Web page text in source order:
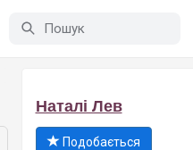
Наталі Лев
Подобається